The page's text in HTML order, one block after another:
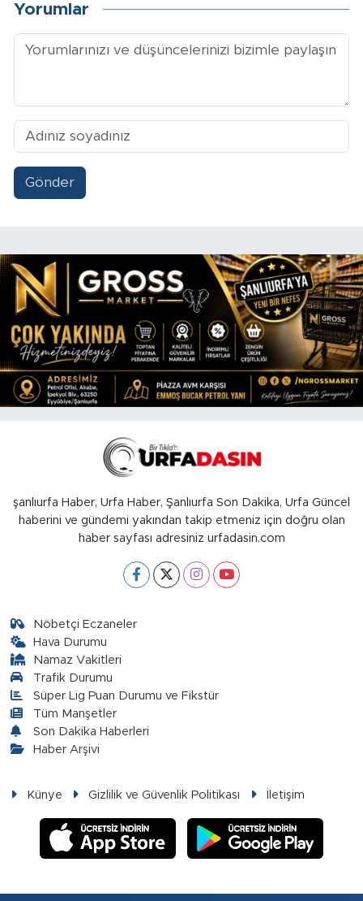
Yorumlar
Gönder
şanlıurfa Haber, Urfa Haber, Şanlıurfa Son Dakika, Urfa Güncel
haberini ve gündemi yakından takip etmeniz için doğru olan
haber sayfası adresiniz urfadasin.com
Nöbetçi Eczaneler
Hava Durumu
Namaz Vakitleri
Trafik Durumu
Süper Lig Puan Durumu ve Fikstür
Tüm Manşetler
Son Dakika Haberleri
Haber Arşivi
Künye Gizlilik ve Güvenlik Politikası İletişim